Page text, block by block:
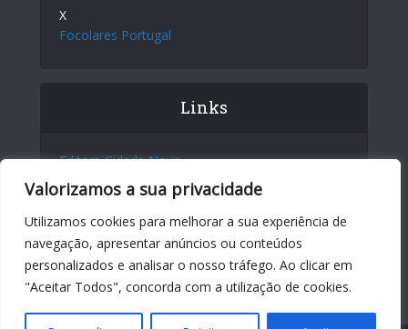
Valorizamos a sua privacidade
Utilizamos cookies para melhorar a sua experiência de
navegação, apresentar anúncios ou conteúdos
personalizados e analisar o nosso tráfego. Ao clicar em
"Aceitar Todos", concorda com a utilização de cookies.
X
Focolares Portugal
Links
Editora Cidade Nova
Site Internacional
Centro Chiara Lubich
Centro Igino Giordani
Sites dos Focolares nos 5 continentes